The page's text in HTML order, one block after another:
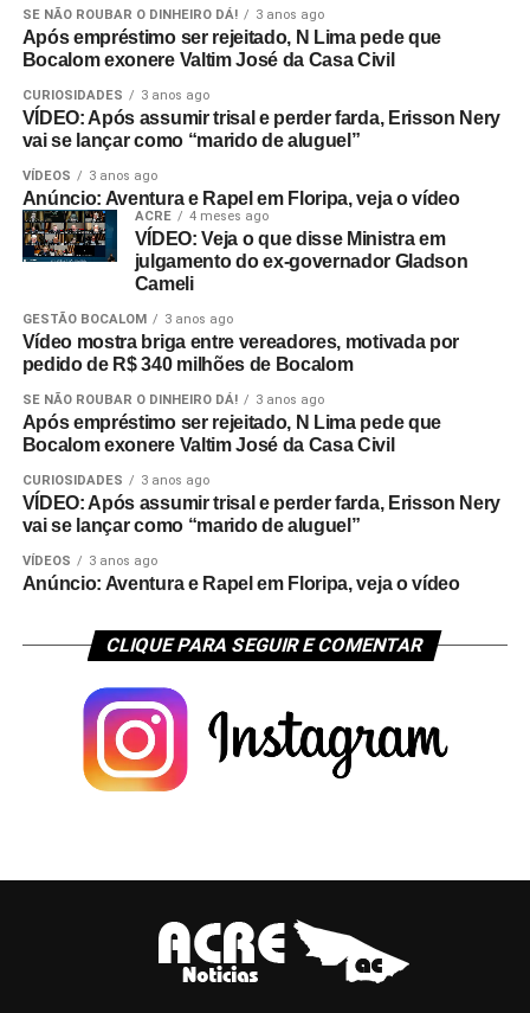
SE NÃO ROUBAR O DINHEIRO DÁ! 3 anos ago
Após empréstimo ser rejeitado, N Lima pede que
Bocalom exonere Valtim José da Casa Civil
CURIOSIDADES 3 anos ago
VÍDEO: Após assumir trisal e perder farda, Erisson Nery
vai se lançar como “marido de aluguel”
VÍDEOS 3 anos ago
Anúncio: Aventura e Rapel em Floripa, veja o vídeo
ACRE 4 meses ago
VÍDEO: Veja o que disse Ministra em
julgamento do ex-governador Gladson
Cameli
GESTÃO BOCALOM 3 anos ago
Vídeo mostra briga entre vereadores, motivada por
pedido de R$ 340 milhões de Bocalom
SE NÃO ROUBAR O DINHEIRO DÁ! 3 anos ago
Após empréstimo ser rejeitado, N Lima pede que
Bocalom exonere Valtim José da Casa Civil
CURIOSIDADES 3 anos ago
VÍDEO: Após assumir trisal e perder farda, Erisson Nery
vai se lançar como “marido de aluguel”
VÍDEOS 3 anos ago
Anúncio: Aventura e Rapel em Floripa, veja o vídeo
CLIQUE PARA SEGUIR E COMENTAR